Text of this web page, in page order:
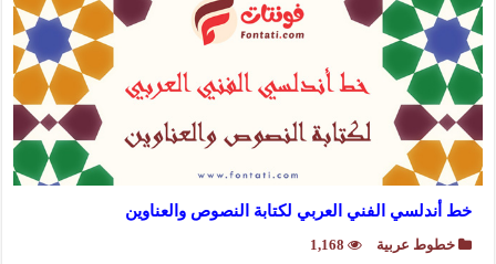
خط أندلسي الفني العربي لكتابة النصوص والعناوين
خطوط عربية 1,168